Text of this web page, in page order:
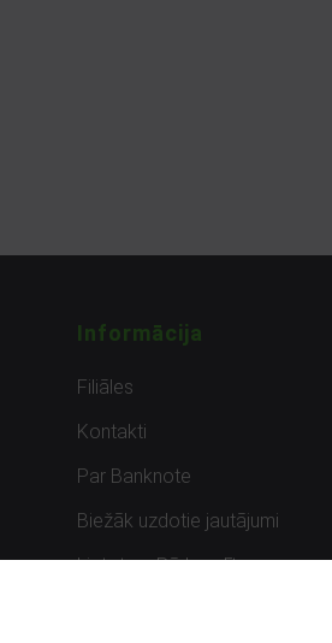
Informācija
Filiāles
Kontakti
Par Banknote
Biežāk uzdotie jautājumi
Lietots – Pārbaudīts